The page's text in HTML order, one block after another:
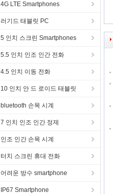
4G LTE Smartphones
러기드 태블릿 PC
5 인치 스크린 Smartphones
5.5 인치 인조 인간 전화
4.5 인치 이동 전화
10 인치 안 드 로이드 태블릿
bluetooth 손목 시계
7 인치 인조 인간 정제
인조 인간 손목 시계
터치 스크린 휴대 전화
어려운 방수 smartphone
IP67 Smartphone